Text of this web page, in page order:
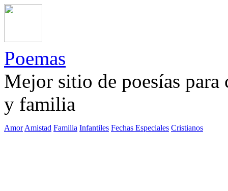
Poemas
Mejor sitio de poesías
y familia
Amor Amistad Familia Infantiles Fechas Especiales Cristianos